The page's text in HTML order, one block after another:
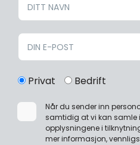
Privat Bedrift
Når du sender inn
samtidig at vi kan samle
opplysningene i
mer informasjon,